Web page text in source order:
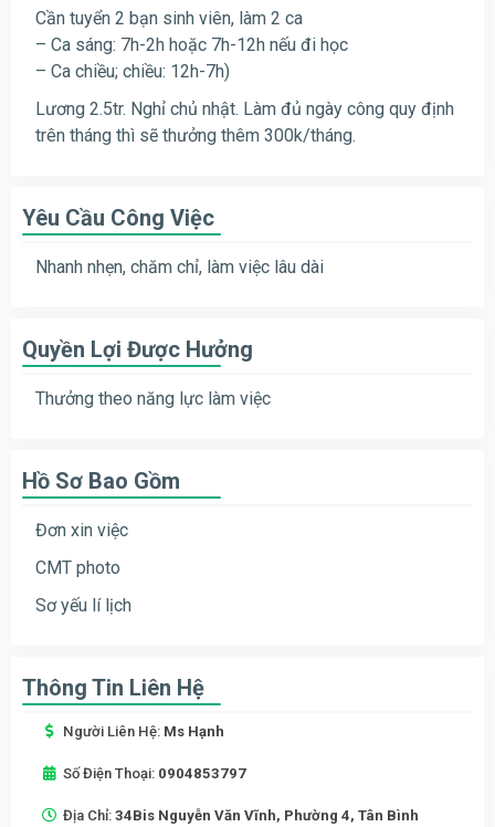
Cần tuyển 2 bạn sinh viên, làm 2 ca
– Ca sáng: 7h-2h hoặc 7h-12h nếu đi học
– Ca chiều; chiều: 12h-7h)
Lương 2.5tr. Nghỉ chủ nhật. Làm đủ ngày công quy định
trên tháng thì sẽ thưởng thêm 300k/tháng.
Yêu Cầu Công Việc
Nhanh nhẹn, chăm chỉ, làm việc lâu dài
Quyền Lợi Được Hưởng
Thưởng theo năng lực làm việc
Hồ Sơ Bao Gồm
Đơn xin việc
CMT photo
Sơ yếu lí lịch
Thông Tin Liên Hệ
Người Liên Hệ: Ms Hạnh
Số Điện Thoại: 0904853797
Địa Chỉ: 34Bis Nguyễn Văn Vĩnh, Phường 4, Tân Bình